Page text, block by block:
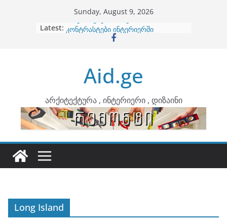
Sunday, August 9, 2026
Latest: ბინების გაერთიანება
კონტრასტები ინტერიერში
ინტერიერის დიზიანი
არტემიდი წარმოგიდგენთ
Aid.ge
არქიტექტურა , ინტერიერი , დიზაინი
Long Island